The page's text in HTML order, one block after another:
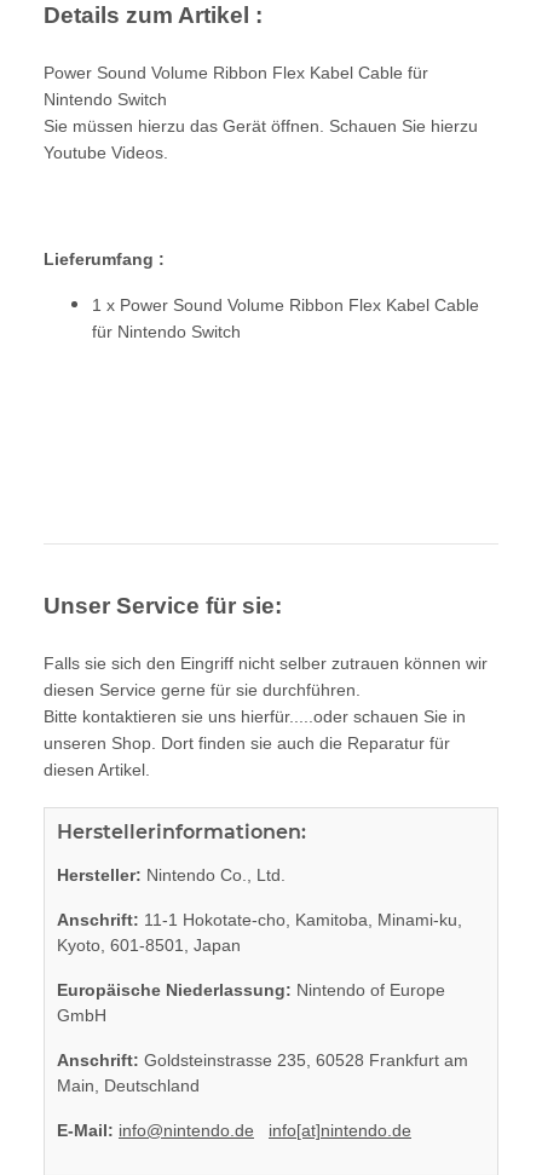
Details zum Artikel :
Power Sound Volume Ribbon Flex Kabel Cable für
Nintendo Switch
Sie müssen hierzu das Gerät öffnen. Schauen Sie hierzu
Youtube Videos.
Lieferumfang :
1 x Power Sound Volume Ribbon Flex Kabel Cable
für Nintendo Switch
Unser Service für sie:
Falls sie sich den Eingriff nicht selber zutrauen können wir
diesen Service gerne für sie durchführen.
Bitte kontaktieren sie uns hierfür.....oder schauen Sie in
unseren Shop. Dort finden sie auch die Reparatur für
diesen Artikel.
Herstellerinformationen:
Hersteller: Nintendo Co., Ltd.
Anschrift: 11-1 Hokotate-cho, Kamitoba, Minami-ku,
Kyoto, 601-8501, Japan
Europäische Niederlassung: Nintendo of Europe
GmbH
Anschrift: Goldsteinstrasse 235, 60528 Frankfurt am
Main, Deutschland
E-Mail: info@nintendo.de info[at]nintendo.de